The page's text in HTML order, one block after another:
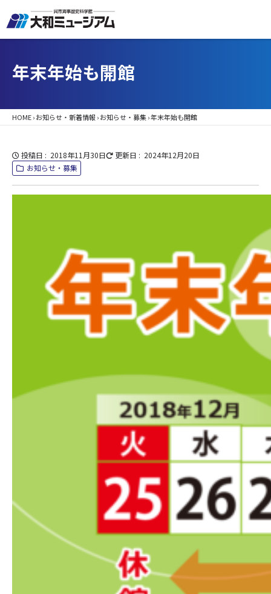
年末年始も開館
HOME›お知らせ・新着情報 ›お知らせ・募集›年末年始も開館
投稿日 2018年11月30日 更新日
2024年12月20日
お知らせ・募集